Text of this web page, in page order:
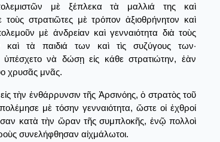
μὲ ξέπλεκα τὰ μαλλιά της καὶ
στρατιῶτες μὲ τρόπον ἀξιοθρήνητον καὶ
μὲ ἀνδρείαν καὶ γενναιότητα διὰ τοὺς
καὶ τὰ παιδιά των καὶ τὶς συζύγους των·
ὑπέσχετο νὰ δώσῃ εἰς κάθε στρατιώτην, ἐὰν
χρυσᾶς μνᾶς.
τὴν ἐνθάρρυνσιν τῆς Ἀρσινόης, ὁ στρατὸς τοῦ
μὲ τόσην γενναιότητα, ὥστε οἰ ἐχθροί
κατὰ τὴν ὥραν τῆς συμπλοκῆς, ἐνῷ πολλοὶ
συνελήφθησαν αἰχμάλωτοι.